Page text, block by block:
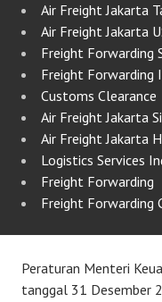
Air Freight Jakarta
Air Freight Jakarta
Freight Forwarding
Freight Forwarding
Customs Clearance
Air Freight Jakarta
Air Freight Jakarta
Logistics Services
Freight Forwarding
Freight Forwarding
Peraturan Menteri
tanggal 31 Desember